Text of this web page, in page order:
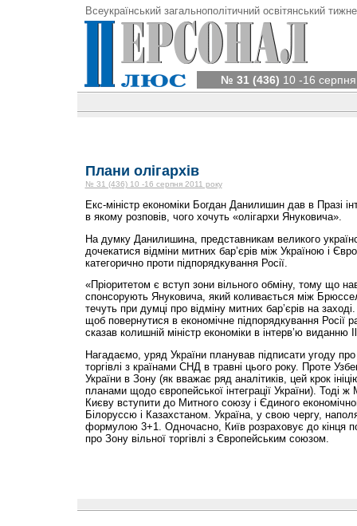
Всеукраїнський загальнополітичний освітянський
№ 31 (436) 10 -16
Плани олігархів
№ 31 (436) 10 -16 серпня 2011 року
Екс-міністр економіки Богдан Данилишин дав в Празі
в якому розповів, чого хочуть «олігархи Януковича».
На думку Данилишина, представникам великого
дочекатися відміни митних бар’єрів між Україною і
категорично проти підпорядкування Росії.
«Пріоритетом є вступ зони вільного обміну, тому що
спонсорують Януковича, який коливається між
течуть при думці про відміну митних бар’єрів на
щоб повернутися в економічне підпорядкування Росії
сказав колишній міністр економіки в інтерв’ю виданню
Нагадаємо, уряд України планував підписати угоду
торгівлі з країнами СНД в травні цього року. Проте
України в Зону (як вважає ряд аналітиків, цей крок
планами щодо європейської інтеграції України). Тоді
Києву вступити до Митного союзу і Єдиного
Білоруссю і Казахстаном. Україна, у свою чергу,
формулою 3+1. Одночасно, Київ розраховує до кінця
про Зону вільної торгівлі з Європейським союзом.